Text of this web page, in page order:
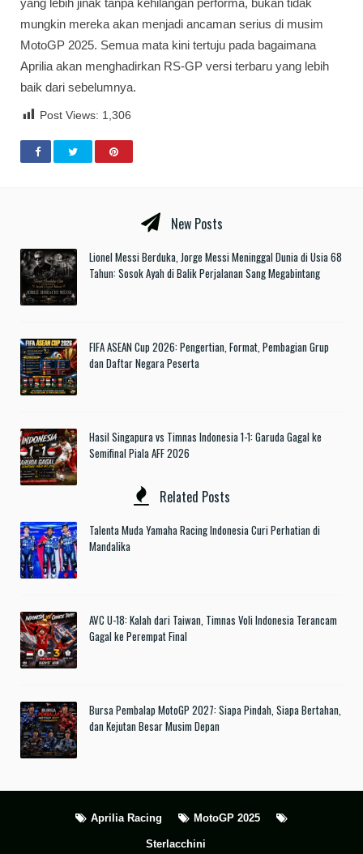
yang lebih jinak tanpa kehilangan performa, bukan tidak
mungkin mereka akan menjadi ancaman serius di musim
MotoGP 2025. Semua mata kini tertuju pada bagaimana
Aprilia akan menghadirkan RS-GP versi terbaru yang lebih
baik dari sebelumnya.
Post Views: 1,306
New Posts
Lionel Messi Berduka, Jorge Messi Meninggal Dunia di Usia 68
Tahun: Sosok Ayah di Balik Perjalanan Sang Megabintang
FIFA ASEAN Cup 2026: Pengertian, Format, Pembagian Grup
dan Daftar Negara Peserta
Hasil Singapura vs Timnas Indonesia 1-1: Garuda Gagal ke
Semifinal Piala AFF 2026
Related Posts
Talenta Muda Yamaha Racing Indonesia Curi Perhatian di
Mandalika
AVC U-18: Kalah dari Taiwan, Timnas Voli Indonesia Terancam
Gagal ke Perempat Final
Bursa Pembalap MotoGP 2027: Siapa Pindah, Siapa Bertahan,
dan Kejutan Besar Musim Depan
Aprilia Racing MotoGP 2025
Sterlacchini